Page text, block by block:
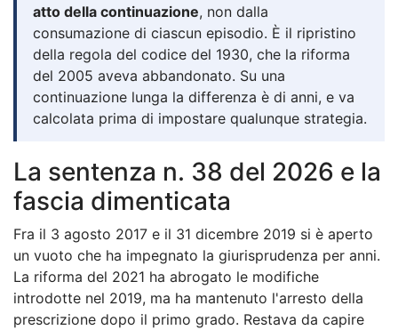
atto della continuazione, non dalla
consumazione di ciascun episodio. È il ripristino
della regola del codice del 1930, che la riforma
del 2005 aveva abbandonato. Su una
continuazione lunga la differenza è di anni, e va
calcolata prima di impostare qualunque strategia.
La sentenza n. 38 del 2026 e la
fascia dimenticata
Fra il 3 agosto 2017 e il 31 dicembre 2019 si è aperto
un vuoto che ha impegnato la giurisprudenza per anni.
La riforma del 2021 ha abrogato le modifiche
introdotte nel 2019, ma ha mantenuto l'arresto della
prescrizione dopo il primo grado. Restava da capire